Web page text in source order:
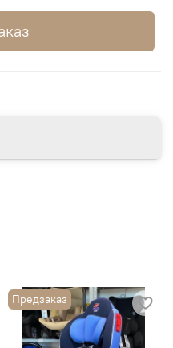
Предзаказ